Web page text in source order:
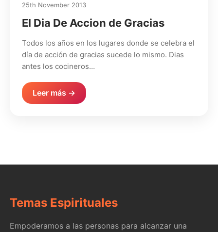
25th November 2013
El Dia De Accion de Gracias
Todos los años en los lugares donde se celebra el
día de acción de gracias sucede lo mismo. Dias
antes los cocineros…
Leer más →
Temas Espirituales
Empoderamos a las personas para alcanzar una